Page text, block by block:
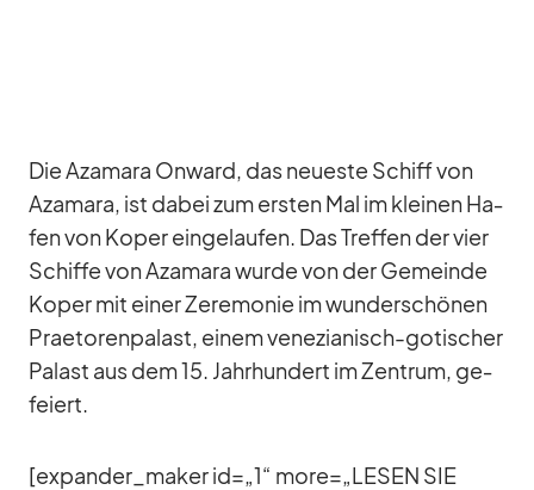
Die Aza­mara On­ward, das neu­este Schiff von
Aza­mara, ist da­bei zum ers­ten Mal im klei­nen Ha­
fen von Ko­per ein­ge­lau­fen. Das Tref­fen der vier
Schiffe von Aza­mara wurde von der Ge­meinde
Ko­per mit ei­ner Ze­re­mo­nie im wun­der­schö­nen
Prae­to­ren­pa­last, ei­nem ve­ne­zia­nisch-go­ti­scher
Pa­last aus dem 15. Jahr­hun­dert im Zen­trum, ge­
fei­ert.
[expander_​maker id=„1“ more=„LESEN SIE